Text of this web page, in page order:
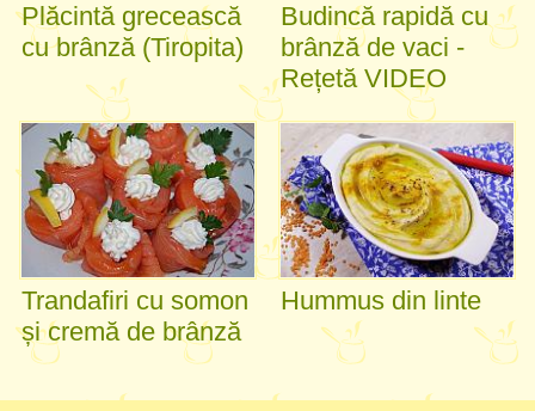
Plăcintă grecească
cu brânză (Tiropita)
Budincă rapidă cu
brânză de vaci -
Rețetă VIDEO
Trandafiri cu somon
și cremă de brânză
Hummus din linte